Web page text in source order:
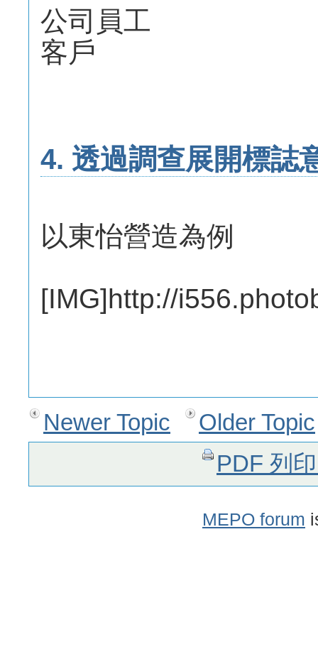
公司員工
客戶
4. 透過調查展開標誌
以東怡營造為例
[IMG]http://
Newer Topic
Older Topic
PDF 列
MEPO forum